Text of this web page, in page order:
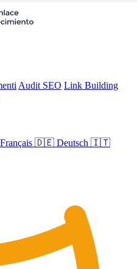
Audit SEO Link Building
🇩🇪 Deutsch 🇮🇹
Audit SEO
Link Building